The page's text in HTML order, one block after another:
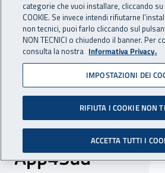
Home Inail comunica News
16 novembre 2018
Forum PA,
merito all'App
"ScacciaRischi"
App4Sud
categorie che vuoi installare, cliccando su
COOKIE. Se invece intendi rifiutarne
non tecnici, puoi farlo cliccando sul
NON TECNICI o chiudendo il banner. Per
consulta la nostra Informativa Privacy.
IMPOSTAZIONI DEI
RIFIUTA I COOKIE NON
ACCETTA TUTTI I